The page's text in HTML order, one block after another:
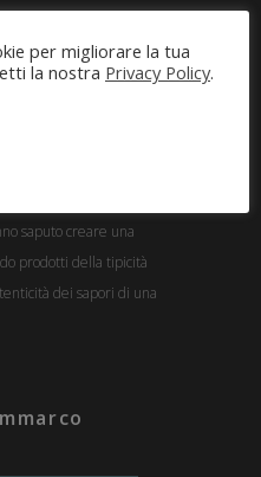
la tranquilla cittadina
saputo creare una
prodotti della tipicità
dei sapori di una
per migliorare la tua
la nostra Privacy Policy.